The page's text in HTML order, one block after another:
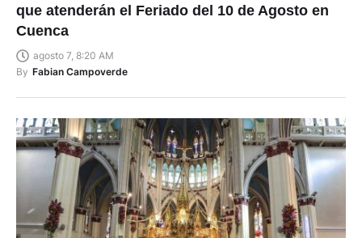
que atenderán el Feriado del 10 de Agosto en
Cuenca
agosto 7, 8:20 AM
By Fabian Campoverde